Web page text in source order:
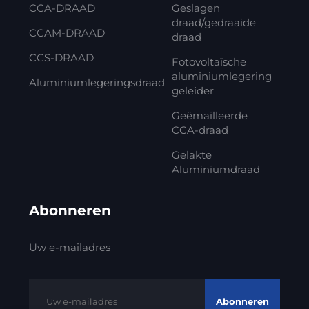
CCA-DRAAD
CCAM-DRAAD
CCS-DRAAD
Aluminiumlegeringsdraad
Geslagen
draad/gedraaide
draad
Fotovoltaïsche
aluminiumlegering
geleider
Geëmailleerde
CCA-draad
Gelakte
Aluminiumdraad
Abonneren
Uw e-mailadres
Abonneren